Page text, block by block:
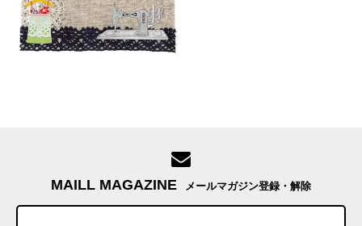
MAILL MAGAZINE メールマガジン登録・解除